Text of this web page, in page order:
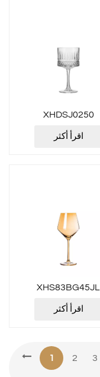
XHDSJ0250
اقرأ أكثر
XHS83BG45JL
اقرأ أكثر
1 2 3